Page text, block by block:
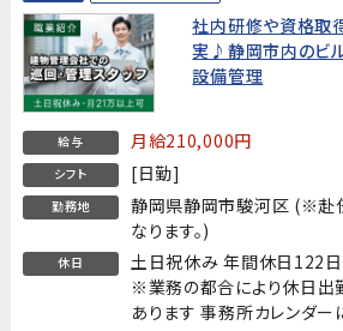
社内研修や資格取
実♪静岡市内のビ
設備管理
給与 月給210,000円
シフト [日勤]
勤務地
静岡県静岡市駿河区 (※赴
なります。)
休日
土日祝休み 年間休日122日
※業務の都合により休日出
あります 事務所カレンダー